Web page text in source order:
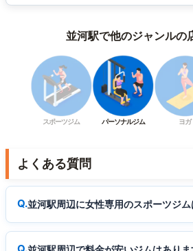
並河駅で他のジャンルの
スポーツジム パーソナルジム ヨガ
よくある質問
並河駅周辺に女性専用のスポーツジム